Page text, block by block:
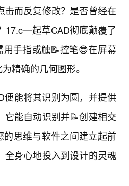
而反复修改？是否曾经在
一起草CAD彻底颠覆了
用手指或触📝控笔😎在屏幕
精确的几何图形。
便能将其识别为圆，并提供
能自动识别并📝创建相交
的思维与软件之间建立起前
身心地投入到设计的灵魂